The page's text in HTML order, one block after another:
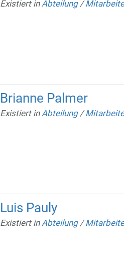
Existiert in Abteilung /
Brianne Palmer
Existiert in Abteilung /
Luis Pauly
Existiert in Abteilung /